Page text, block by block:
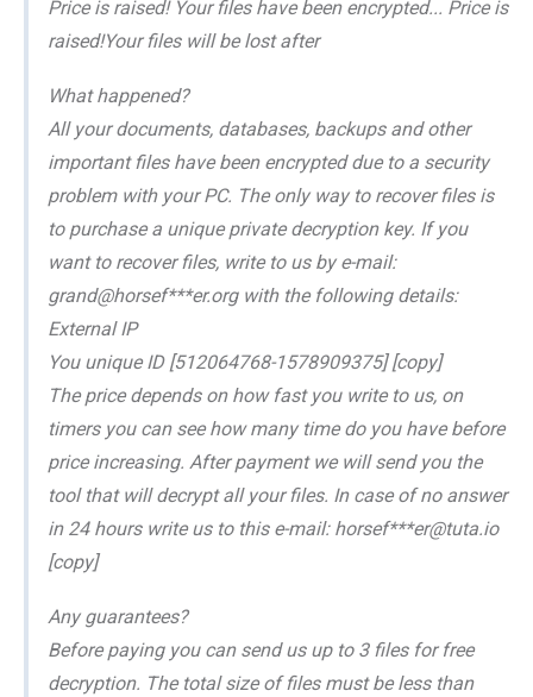
Price is raised! Your files have been encrypted... Price is
raised!Your files will be lost after
What happened?
All your documents, databases, backups and other
important files have been encrypted due to a security
problem with your PC. The only way to recover files is
to purchase a unique private decryption key. If you
want to recover files, write to us by e-mail:
grand@horsef***er.org with the following details:
External IP
You unique ID [512064768-1578909375] [copy]
The price depends on how fast you write to us, on
timers you can see how many time do you have before
price increasing. After payment we will send you the
tool that will decrypt all your files. In case of no answer
in 24 hours write us to this e-mail: horsef***er@tuta.io
[copy]
Any guarantees?
Before paying you can send us up to 3 files for free
decryption. The total size of files must be less than